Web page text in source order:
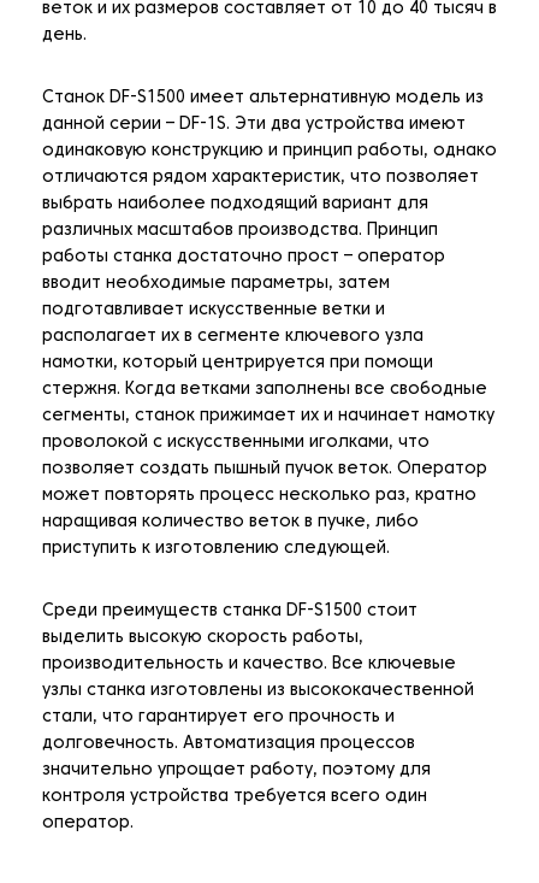
веток и их размеров составляет от 10 до 40 тысяч в
день.
Станок DF-S1500 имеет альтернативную модель из
данной серии – DF-1S. Эти два устройства имеют
одинаковую конструкцию и принцип работы, однако
отличаются рядом характеристик, что позволяет
выбрать наиболее подходящий вариант для
различных масштабов производства. Принцип
работы станка достаточно прост – оператор
вводит необходимые параметры, затем
подготавливает искусственные ветки и
располагает их в сегменте ключевого узла
намотки, который центрируется при помощи
стержня. Когда ветками заполнены все свободные
сегменты, станок прижимает их и начинает намотку
проволокой с искусственными иголками, что
позволяет создать пышный пучок веток. Оператор
может повторять процесс несколько раз, кратно
наращивая количество веток в пучке, либо
приступить к изготовлению следующей.
Среди преимуществ станка DF-S1500 стоит
выделить высокую скорость работы,
производительность и качество. Все ключевые
узлы станка изготовлены из высококачественной
стали, что гарантирует его прочность и
долговечность. Автоматизация процессов
значительно упрощает работу, поэтому для
контроля устройства требуется всего один
оператор.